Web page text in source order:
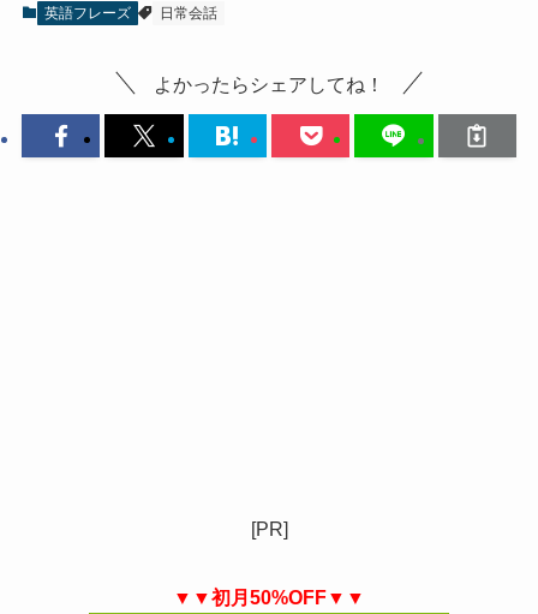
英語フレーズ 日常会話
よかったらシェアしてね！
[PR]
▼▼初月50%OFF▼▼